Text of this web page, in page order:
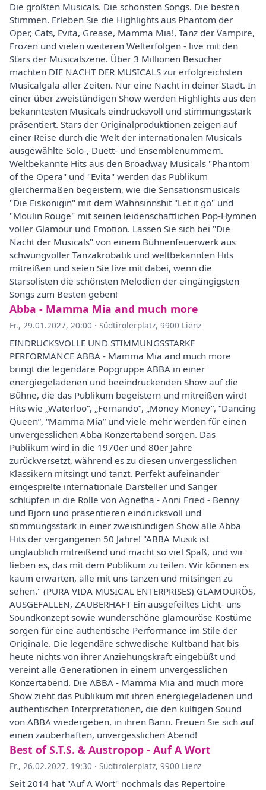
Die größten Musicals. Die schönsten Songs. Die besten
Stimmen. Erleben Sie die Highlights aus Phantom der
Oper, Cats, Evita, Grease, Mamma Mia!, Tanz der Vampire,
Frozen und vielen weiteren Welterfolgen - live mit den
Stars der Musicalszene. Über 3 Millionen Besucher
machten DIE NACHT DER MUSICALS zur erfolgreichsten
Musicalgala aller Zeiten. Nur eine Nacht in deiner Stadt. In
einer über zweistündigen Show werden Highlights aus den
bekanntesten Musicals eindrucksvoll und stimmungsstark
präsentiert. Stars der Originalproduktionen zeigen auf
einer Reise durch die Welt der internationalen Musicals
ausgewählte Solo-, Duett- und Ensemblenummern.
Weltbekannte Hits aus den Broadway Musicals "Phantom
of the Opera" und "Evita" werden das Publikum
gleichermaßen begeistern, wie die Sensationsmusicals
"Die Eiskönigin" mit dem Wahnsinnshit "Let it go" und
"Moulin Rouge" mit seinen leidenschaftlichen Pop-Hymnen
voller Glamour und Emotion. Lassen Sie sich bei "Die
Nacht der Musicals" von einem Bühnenfeuerwerk aus
schwungvoller Tanzakrobatik und weltbekannten Hits
mitreißen und seien Sie live mit dabei, wenn die
Starsolisten die schönsten Melodien der eingängigsten
Songs zum Besten geben!
Abba - Mamma Mia and much more
Fr., 29.01.2027, 20:00 · Südtirolerplatz, 9900 Lienz
EINDRUCKSVOLLE UND STIMMUNGSSTARKE
PERFORMANCE ABBA - Mamma Mia and much more
bringt die legendäre Popgruppe ABBA in einer
energiegeladenen und beeindruckenden Show auf die
Bühne, die das Publikum begeistern und mitreißen wird!
Hits wie „Waterloo“, „Fernando“, „Money Money”, “Dancing
Queen”, “Mamma Mia” und viele mehr werden für einen
unvergesslichen Abba Konzertabend sorgen. Das
Publikum wird in die 1970er und 80er Jahre
zurückversetzt, während es zu diesen unvergesslichen
Klassikern mitsingt und tanzt. Perfekt aufeinander
eingespielte internationale Darsteller und Sänger
schlüpfen in die Rolle von Agnetha - Anni Fried - Benny
und Björn und präsentieren eindrucksvoll und
stimmungsstark in einer zweistündigen Show alle Abba
Hits der vergangenen 50 Jahre! "ABBA Musik ist
unglaublich mitreißend und macht so viel Spaß, und wir
lieben es, das mit dem Publikum zu teilen. Wir können es
kaum erwarten, alle mit uns tanzen und mitsingen zu
sehen." (PURA VIDA MUSICAL ENTERPRISES) GLAMOURÖS,
AUSGEFALLEN, ZAUBERHAFT Ein ausgefeiltes Licht- uns
Soundkonzept sowie wunderschöne glamouröse Kostüme
sorgen für eine authentische Performance im Stile der
Originale. Die legendäre schwedische Kultband hat bis
heute nichts von ihrer Anziehungskraft eingebüßt und
vereint alle Generationen in einem unvergesslichen
Konzertabend. Die ABBA - Mamma Mia and much more
Show zieht das Publikum mit ihren energiegeladenen und
authentischen Interpretationen, die den kultigen Sound
von ABBA wiedergeben, in ihren Bann. Freuen Sie sich auf
einen zauberhaften, unvergesslichen Abend!
Best of S.T.S. & Austropop - Auf A Wort
Fr., 26.02.2027, 19:30 · Südtirolerplatz, 9900 Lienz
Seit 2014 hat "Auf A Wort" nochmals das Repertoire